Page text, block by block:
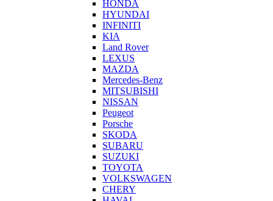
HONDA
HYUNDAI
INFINITI
KIA
Land Rover
LEXUS
MAZDA
Mercedes-Benz
MITSUBISHI
NISSAN
Peugeot
Porsche
SKODA
SUBARU
SUZUKI
TOYOTA
VOLKSWAGEN
CHERY